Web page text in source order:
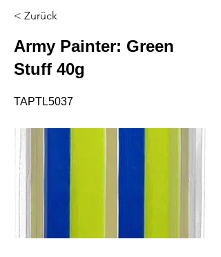
< Zurück
Army Painter: Green
Stuff 40g
TAPTL5037